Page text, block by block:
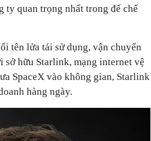
ty quan trọng nhất trong đế chế
tên lửa tái sử dụng, vận chuyển
sở hữu Starlink, mạng internet vệ
SpaceX vào không gian, Starlink
hàng ngày.